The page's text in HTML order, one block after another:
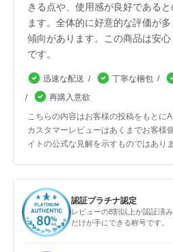
きる点や、使用感が良好である
ます。全体的に好意的な評価が
傾向があります。この商品は安
です。
迅速な配送 丁寧な梱包
再購入意欲
こちらの内容はお客様の投稿をもとに
カスタマーレビューはあくまでお客様
イトの公式な見解を示すものではありま
認証プラチナ認定
レビューの8割以上が認証済
だけが手にできる称号です。